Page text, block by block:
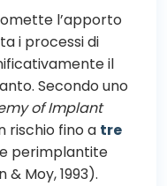
l’apporto
i processi di
il
Secondo uno
of Implant
rischio fino a tre
perimplantite
Moy, 1993).